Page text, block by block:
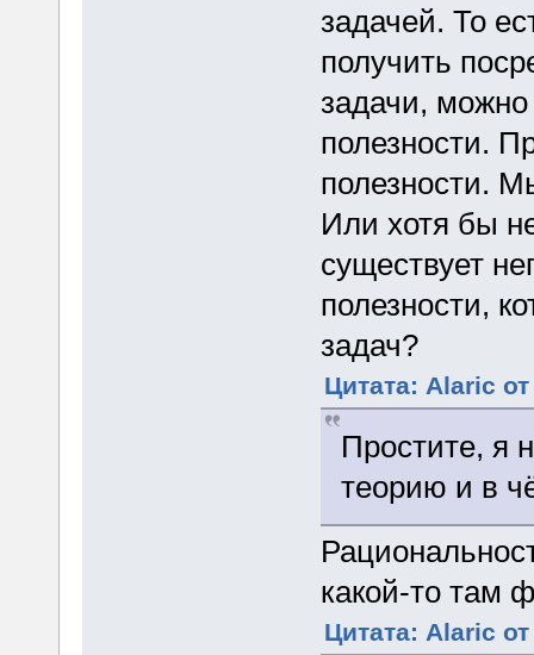
задачей. То
получить
задачи,
полезности.
полезности.
Или хотя бы
существует
полезности,
задач?
Цитата: Alaric
Простите, я
теорию и в
какой-то там
Цитата: Alaric